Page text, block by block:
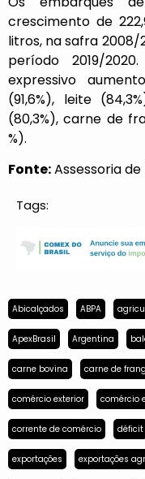
crescimento de
litros, na safra 2008/
período 2019/
expressivo
(91,6%), leite
(80,3%), carne de
%).
Fonte:Assessoria
Tags:
Abicalçados ABPA
ApexBrasil Argentina
carne bovina carne de
comércio exterior comércio
corrente de comércio déficit
exportações exportações